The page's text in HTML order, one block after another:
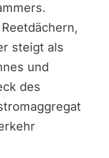
steigt als
und
des